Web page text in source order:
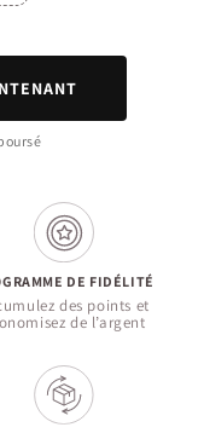
DE FIDÉLITÉ
des points et
de l’argent